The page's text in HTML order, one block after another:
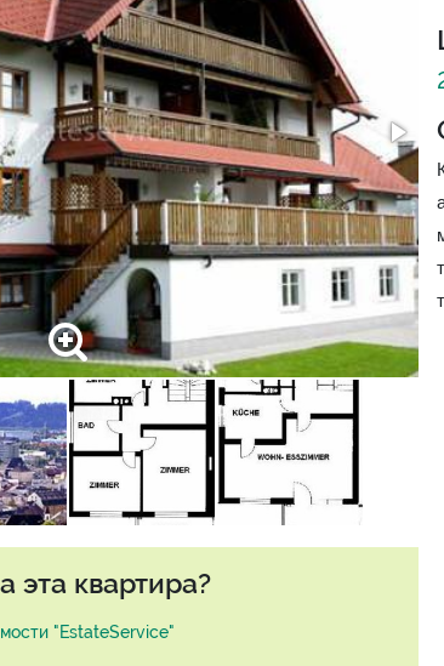
эта квартира?
"EstateService"